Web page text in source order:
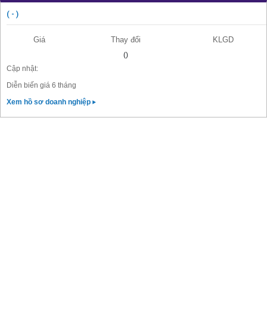
( - )
Giá Thay đổi KLGD
()
Cập nhật:
Diễn biến giá 6 tháng
Xem hồ sơ doanh nghiệp